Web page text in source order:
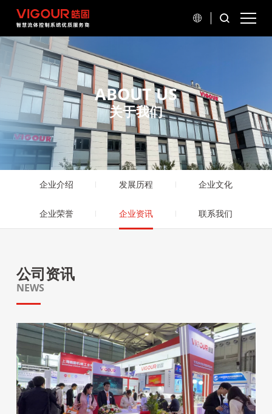
ABOUT US
关于我们
企业介绍 发展历程 企业文化
企业荣誉 企业资讯 联系我们
公司资讯
NEWS